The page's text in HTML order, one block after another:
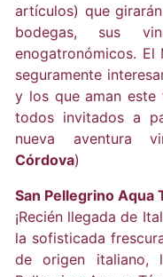
artículos) que
bodegas, sus
enogatronómicos. El
seguramente
y los que aman este
todos invitados a
nueva aventura
Córdova)
San Pellegrino Aqua
¡Recién llegada de
la sofisticada
de origen italiano,